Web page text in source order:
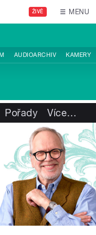
ŽIVĚ MENU
AUDIOARCHIV KAMERY
Pořady Více…